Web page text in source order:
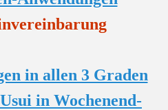
in allen 3 Graden
in Wochenend-